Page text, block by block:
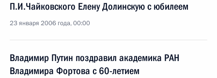
П.И.Чайковского Елену Долинскую с юбилеем
23 января 2006 года, 00:00
Владимир Путин поздравил академика РАН
Владимира Фортова с 60-летием